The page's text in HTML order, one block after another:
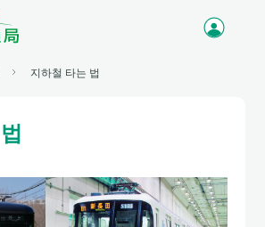
지하철 타는 법